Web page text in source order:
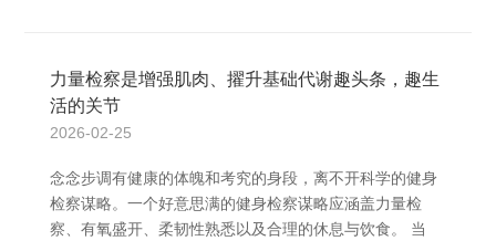
力量检察是增强肌肉、擢升基础代谢趣头条，趣生
活的关节
2026-02-25
念念步调有健康的体魄和考究的身段，离不开科学的健身
检察谋略。一个好意思满的健身检察谋略应涵盖力量检
察、有氧盛开、柔韧性熟悉以及合理的休息与饮食。 当